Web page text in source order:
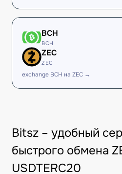
BCH
BCH
ZEC
ZEC
exchange BCH на ZEC →
Bitsz – удобный
быстрого обмена
USDTERC20